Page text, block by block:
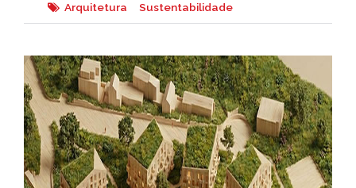
Arquitetura Sustentabilidade